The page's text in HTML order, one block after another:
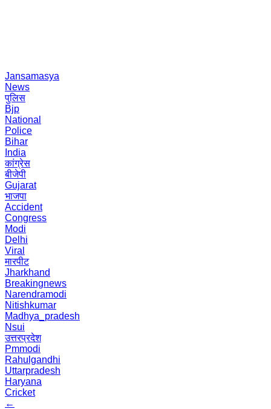
Jansamasya
News
पुलिस
Bjp
National
Police
Bihar
India
कांग्रेस
बीजेपी
Gujarat
भाजपा
Accident
Congress
Modi
Delhi
Viral
मारपीट
Jharkhand
Breakingnews
Narendramodi
Nitishkumar
Madhya_pradesh
Nsui
उत्तरप्रदेश
Pmmodi
Rahulgandhi
Uttarpradesh
Haryana
Cricket
←